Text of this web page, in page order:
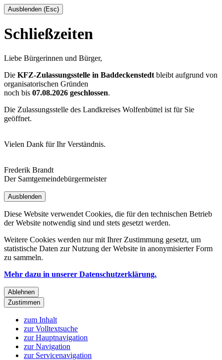
Ausblenden (Esc)
Schließzeiten
Liebe Bürgerinnen und Bürger,
Die KFZ-Zulassungsstelle in Baddeckenstedt bleibt aufgrund von
organisatorischen Gründen
noch bis 07.08.2026 geschlossen.
Die Zulassungsstelle des Landkreises Wolfenbüttel ist für Sie
geöffnet.
Vielen Dank für Ihr Verständnis.
Frederik Brandt
Der Samtgemeindebürgermeister
Ausblenden
Diese Website verwendet Cookies, die für den technischen Betrieb
der Website notwendig sind und stets gesetzt werden.
Weitere Cookies werden nur mit Ihrer Zustimmung gesetzt, um
statistische Daten zur Nutzung der Website in anonymisierter Form
zu sammeln.
Mehr dazu in unserer Datenschutzerklärung.
Ablehnen
Zustimmen
zum Inhalt
zur Volltextsuche
zur Hauptnavigation
zur Navigation
zur Servicenavigation